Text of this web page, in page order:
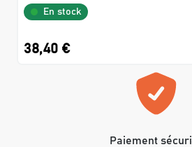
En stock
38,40 €
Paiement